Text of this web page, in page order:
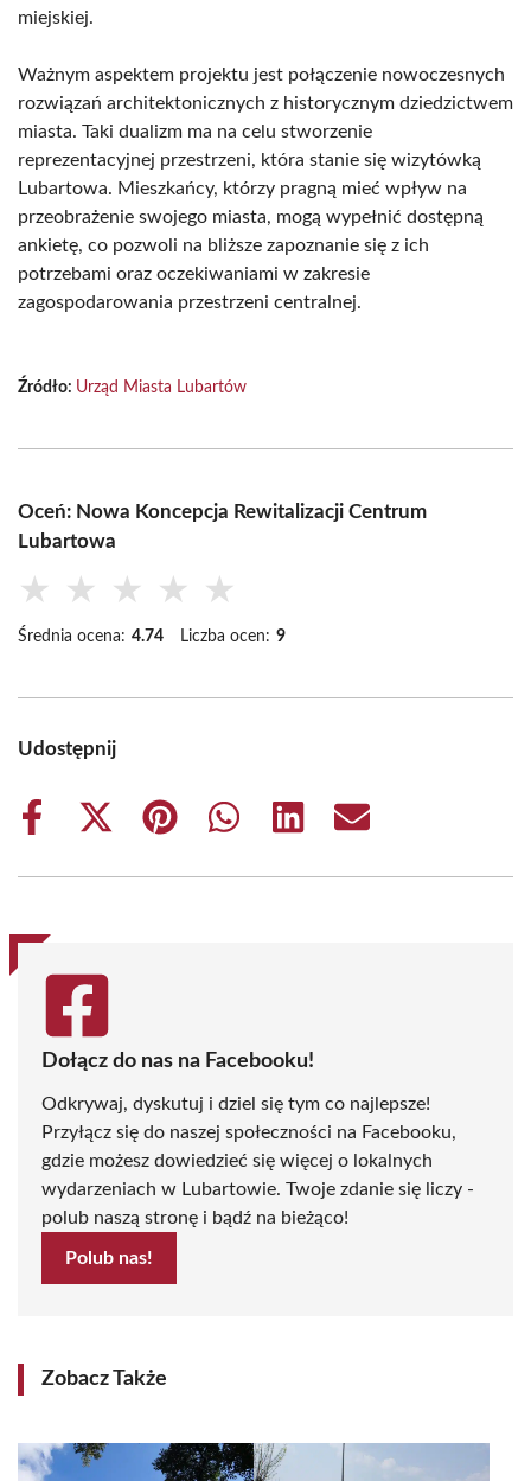
miejskiej.
Ważnym aspektem projektu jest połączenie nowoczesnych
rozwiązań architektonicznych z historycznym dziedzictwem
miasta. Taki dualizm ma na celu stworzenie
reprezentacyjnej przestrzeni, która stanie się wizytówką
Lubartowa. Mieszkańcy, którzy pragną mieć wpływ na
przeobrażenie swojego miasta, mogą wypełnić dostępną
ankietę, co pozwoli na bliższe zapoznanie się z ich
potrzebami oraz oczekiwaniami w zakresie
zagospodarowania przestrzeni centralnej.
Źródło: Urząd Miasta Lubartów
Oceń: Nowa Koncepcja Rewitalizacji Centrum
Lubartowa
★ ★ ★ ★ ★
Średnia ocena: 4.74 Liczba ocen: 9
Udostępnij
Share
Share
(Twitter)
Share
Share
Share
Share
Dołącz do nas na Facebooku!
Odkrywaj, dyskutuj i dziel się tym co najlepsze!
Przyłącz się do naszej społeczności na Facebooku,
gdzie możesz dowiedzieć się więcej o lokalnych
wydarzeniach w Lubartowie. Twoje zdanie się liczy -
polub naszą stronę i bądź na bieżąco!
Polub nas!
Zobacz Także